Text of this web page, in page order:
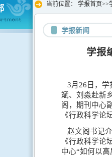
当前位置： 学报首页>>
学报新闻
学报
3月26日，学
斌、刘淼赴新
阁，期刊中心
《行政科学论
赵文阁书记
《行政科学论
中心“如何以